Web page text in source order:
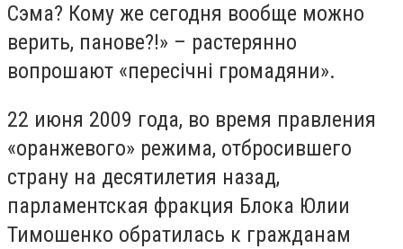
Сэма? Кому же сегодня вообще можно
верить, панове?!» – растерянно
вопрошают «пересічні громадяни».
22 июня 2009 года, во время правления
«оранжевого» режима, отбросившего
страну на десятилетия назад,
парламентская фракция Блока Юлии
Тимошенко обратилась к гражданам